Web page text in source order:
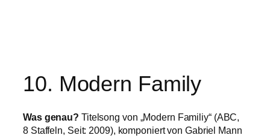
10. Modern Family
Was genau? Titelsong von „Modern Familiy“ (ABC,
8 Staffeln, Seit: 2009), komponiert von Gabriel Mann